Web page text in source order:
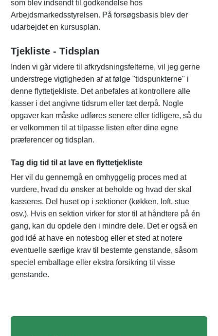
som blev indsendt til godkendelse hos
Arbejdsmarkedsstyrelsen. På forsøgsbasis blev der
udarbejdet en kursusplan.
Tjekliste - Tidsplan
Inden vi går videre til afkrydsningsfelterne, vil jeg gerne
understrege vigtigheden af at følge "tidspunkterne" i
denne flyttetjekliste. Det anbefales at kontrollere alle
kasser i det angivne tidsrum eller tæt derpå. Nogle
opgaver kan måske udføres senere eller tidligere, så du
er velkommen til at tilpasse listen efter dine egne
præferencer og tidsplan.
Tag dig tid til at lave en flyttetjekliste
Her vil du gennemgå en omhyggelig proces med at
vurdere, hvad du ønsker at beholde og hvad der skal
kasseres. Del huset op i sektioner (køkken, loft, stue
osv.). Hvis en sektion virker for stor til at håndtere på én
gang, kan du opdele den i mindre dele. Det er også en
god idé at have en notesbog eller et sted at notere
eventuelle særlige krav til bestemte genstande, såsom
speciel emballage eller ekstra forsikring til visse
genstande.